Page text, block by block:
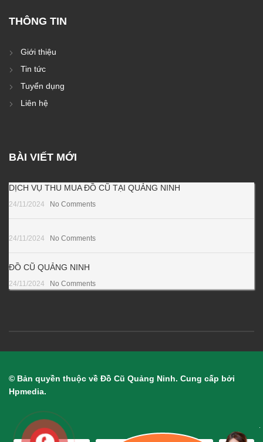
THÔNG TIN
Giới thiệu
Tin tức
Tuyển dụng
Liên hệ
BÀI VIẾT MỚI
DỊCH VỤ THU MUA ĐỒ CŨ TẠI QUẢNG NINH
24/11/2024 No Comments
24/11/2024 No Comments
ĐỒ CŨ QUẢNG NINH
24/11/2024 No Comments
© Bản quyền thuộc về Đồ Cũ Quảng Ninh. Cung cấp bởi
Hpmedia.